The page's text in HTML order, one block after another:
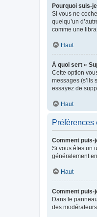
Pourquoi suis-
Si vous ne
quelqu’un
comme une
Haut
À quoi sert «
Cette option
messages (s’ils
essayez de
Haut
Préférences
Comment puis-
Si vous êtes un
généralement
Haut
Comment puis-
Dans le
des